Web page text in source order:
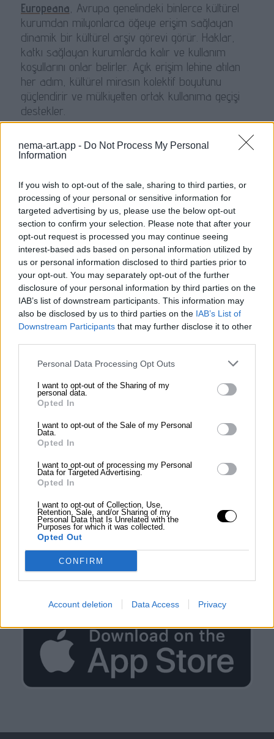
nema-art.app - Do Not Process My Personal
Information
If you wish to opt-out of the sale, sharing to third parties, or
processing of your personal or sensitive information for
targeted advertising by us, please use the below opt-out
section to confirm your selection. Please note that after your
opt-out request is processed you may continue seeing
interest-based ads based on personal information utilized by
us or personal information disclosed to third parties prior to
your opt-out. You may separately opt-out of the further
disclosure of your personal information by third parties on the
IAB’s list of downstream participants. This information may
also be disclosed by us to third parties on the IAB’s List of
Downstream Participants that may further disclose it to other
Personal Data Processing Opt Outs
I want to opt-out of the Sharing of my
personal data.
Opted In
I want to opt-out of the Sale of my Personal
Data.
Opted In
I want to opt-out of processing my Personal
Data for Targeted Advertising.
Opted In
I want to opt-out of Collection, Use,
Retention, Sale, and/or Sharing of my
Personal Data that Is Unrelated with the
Purposes for which it was collected.
Opted Out
CONFIRM
Account deletion Data Access Privacy
Europeana, Avrupa genelindeki binlerce kültürel
kurumdan milyonlarca öğeye erişim sağlayan
dinamik bir kültürel arşiv görevi görür. Haklar,
katkı sağlayan kurumlarda kalır ve kullanım
koşullarını onlar belirler. Açık erişim lehine atılan
her adım, kültürel mirasın kolektif boyutunu
güçlendirir ve mülkiyetten ortak kullanıma geçişi
destekler.
insanlar arasında yeni ilişkiler kurmak için bu
kültürel koleksiyonlar, dil modellerinin üretici
gücüyle birleştiğinde, teknolojinin kültüre hizmet
ettiği – tam tersi değil – bir alan yaratılır.
Kültüre açık erişim, toplulukları harekete geçirir,
eğitimi destekler ve yaratıcılığı besler. Açık bir
kültürel ağda her bir öğe bir bağlantı düğümüne
dönüşür. Koleksiyonlarını paylaşan her kurum,
yaşayan ve katılımcı bir kültürel sisteme katkıda
bulunur.
Biz buna ortak kültür diyoruz.
Farklı gör. Derinden hisset.
Nema uygulamasını şimdi
indir.
Sanat sadece bir duvarda asılı kalmaz —
konuşur, yankılanır, bağ kurar. Nema uygulaması
ile her görsel canlı bir sohbete dönüşür.